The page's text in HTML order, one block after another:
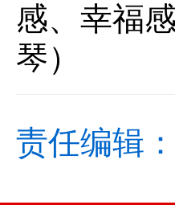
感、幸福
琴）
责任编辑：